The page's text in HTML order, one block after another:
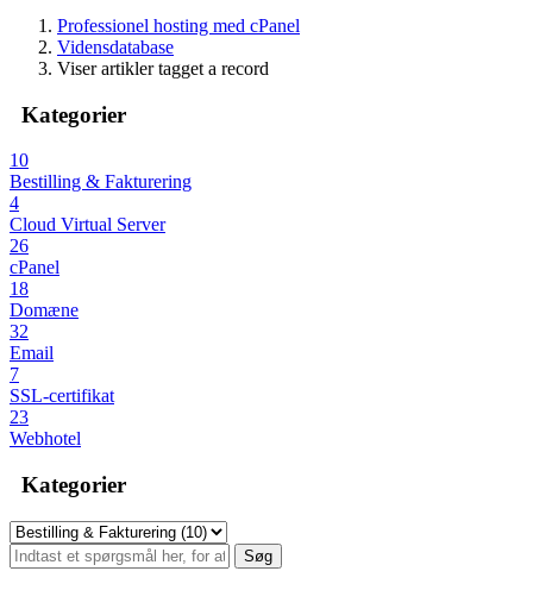
Professionel hosting med cPanel
Vidensdatabase
Viser artikler tagget a record
Kategorier
10
Bestilling & Fakturering
4
Cloud Virtual Server
26
cPanel
18
Domæne
32
Email
7
SSL-certifikat
23
Webhotel
Kategorier